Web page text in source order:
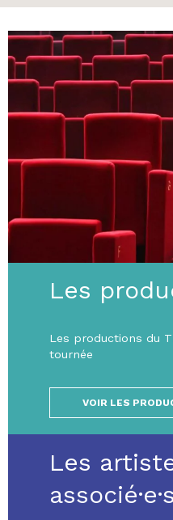
Les
Les productions du
tournée
VOIR LES
Les
associé·e·s